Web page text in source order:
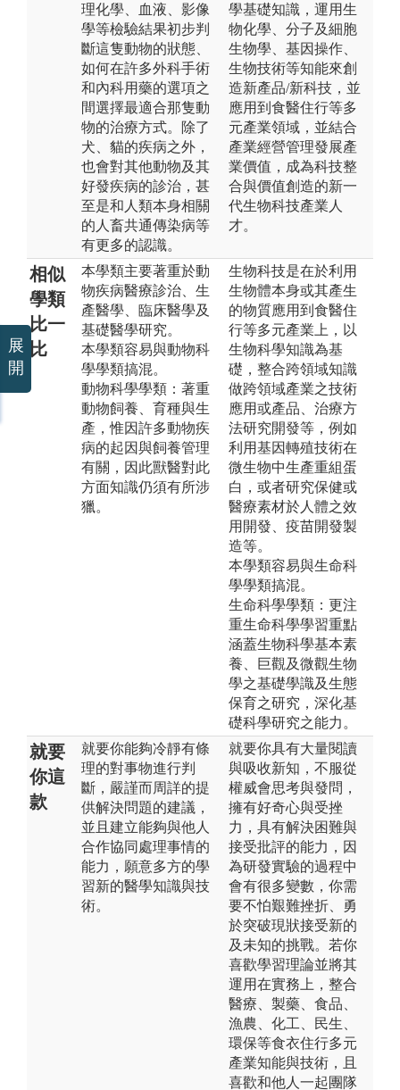
理化學、血液、影像
學等檢驗結果初步判
斷這隻動物的狀態、
如何在許多外科手術
和內科用藥的選項之
間選擇最適合那隻動
物的治療方式。除了
犬、貓的疾病之外，
也會對其他動物及其
好發疾病的診治，甚
至是和人類本身相關
的人畜共通傳染病等
有更多的認識。
學基礎知識，運用生
物化學、分子及細胞
生物學、基因操作、
生物技術等知能來創
造新產品/新科技，並
應用到食醫住行等多
元產業領域，並結合
產業經營管理發展產
業價值，成為科技整
合與價值創造的新一
代生物科技產業人
才。
相似
學類
比一
比
本學類主要著重於動
物疾病醫療診治、生
產醫學、臨床醫學及
基礎醫學研究。
本學類容易與動物科
學學類搞混。
動物科學學類：著重
動物飼養、育種與生
產，惟因許多動物疾
病的起因與飼養管理
有關，因此獸醫對此
方面知識仍須有所涉
獵。
生物科技是在於利用
生物體本身或其產生
的物質應用到食醫住
行等多元產業上，以
生物科學知識為基
礎，整合跨領域知識
做跨領域產業之技術
應用或產品、治療方
法研究開發等，例如
利用基因轉殖技術在
微生物中生產重組蛋
白，或者研究保健或
醫療素材於人體之效
用開發、疫苗開發製
造等。
本學類容易與生命科
學學類搞混。
生命科學學類：更注
重生命科學學習重點
涵蓋生物科學基本素
養、巨觀及微觀生物
學之基礎學識及生態
保育之研究，深化基
礎科學研究之能力。
就要
你這
款
就要你能夠冷靜有條
理的對事物進行判
斷，嚴謹而周詳的提
供解決問題的建議，
並且建立能夠與他人
合作協同處理事情的
能力，願意多方的學
習新的醫學知識與技
術。
就要你具有大量閱讀
與吸收新知，不服從
權威會思考與發問，
擁有好奇心與受挫
力，具有解決困難與
接受批評的能力，因
為研發實驗的過程中
會有很多變數，你需
要不怕艱難挫折、勇
於突破現狀接受新的
及未知的挑戰。若你
喜歡學習理論並將其
運用在實務上，整合
醫療、製藥、食品、
漁農、化工、民生、
環保等食衣住行多元
產業知能與技術，且
喜歡和他人一起團隊
展
開